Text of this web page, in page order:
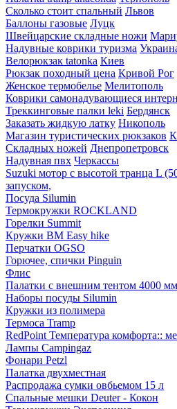
Сколько стоит спальный Львов
Баллоны газовые Луцк
Швейцарские складные ножи
Надувные коврики туризма
Велорюкзак tatonka Киев
Рюкзак походный цена Кривой Рог
Женское термобелье Мелитополь
Коврики самонадувающиеся
Треккинговые палки leki Бердянск
Заказать жидкую латку Никополь
Магазин туристических рюкзаков
Складных ножей Днепропетровск
Надувная пвх Черкассы
Suzuki мотор с высотой транца L
запуском,
Посуда Silumin
Термокружки ROCKLAND
Горелки Summit
Кружки BM Easy hike
Перчатки OGSO
Горючее, спички Pinguin
Флис
Палатки с внешним тентом 4000
Наборы посуды Silumin
Кружки из полимера
Термоса Tramp
RedPoint Температура комфорта::
Лампы Campingaz
Фонари Petzl
Палатка двухместная
Распродажа сумки овбьемом 15 л
Спальные мешки Deuter - Кокон